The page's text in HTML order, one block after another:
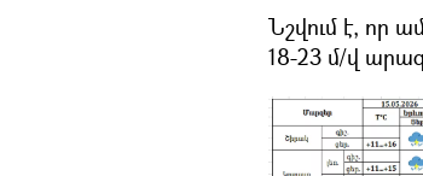
Նշվում է, որ
18-23 մ/վ